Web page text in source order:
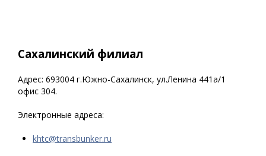
Сахалинский филиал
Адрес: 693004 г.Южно-Сахалинск, ул.Ленина 441а/1
офис 304.
Электронные адреса:
khtc@transbunker.ru